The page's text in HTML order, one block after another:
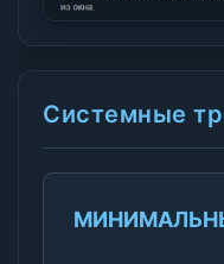
Системные